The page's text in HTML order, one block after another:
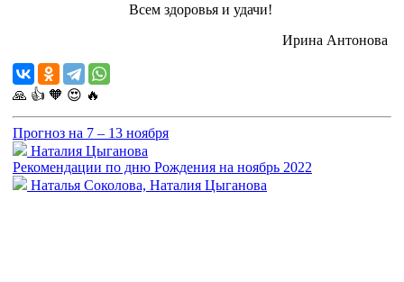
Всем здоровья и удачи! ­­
Ирина Антонова
🙏 👍 🧡 😍 🔥
Прогноз на 7 – 13 ноября
Наталия Цыганова
Рекомендации по дню Рождения на ноябрь 2022
Наталья Соколова, Наталия Цыганова